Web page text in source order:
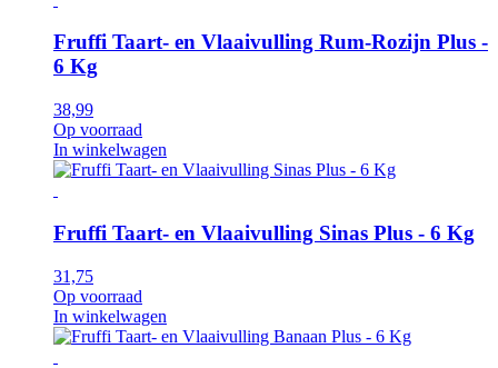
Fruffi Taart- en Vlaaivulling Rum-Rozijn Plus -
6 Kg
38,99
Op voorraad
In winkelwagen
Fruffi Taart- en Vlaaivulling Sinas Plus - 6 Kg
31,75
Op voorraad
In winkelwagen